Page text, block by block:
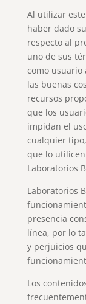
Al utilizar
haber dado
respecto al
uno de sus
como usuario
las buenas
recursos
que los
impidan el
cualquier
que lo
Laboratorios
Laboratorios
presencia
línea, por lo
y perjuicios
Los